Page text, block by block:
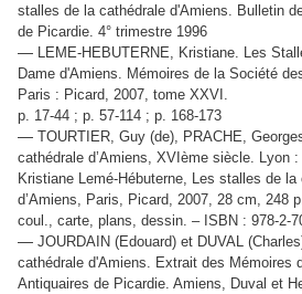
stalles de la cathédrale d'Amiens. Bulletin
de Picardie. 4° trimestre 1996
— LEME-HEBUTERNE, Kristiane. Les
Dame d'Amiens. Mémoires de la Société
Paris : Picard, 2007, tome XXVI.
p. 17-44 ; p. 57-114 ; p. 168-173
— TOURTIER, Guy (de), PRACHE,
cathédrale d’Amiens, XVIème siècle. Lyon
Kristiane Lemé-Hébuterne, Les stalles de la
d’Amiens, Paris, Picard, 2007, 28 cm, 248
coul., carte, plans, dessin. – ISBN : 978-2-
— JOURDAIN (Edouard) et DUVAL
cathédrale d'Amiens. Extrait des Mémoires
Antiquaires de Picardie. Amiens, Duval et